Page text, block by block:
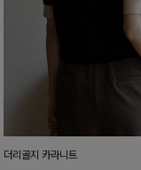
더리골지 카라니트